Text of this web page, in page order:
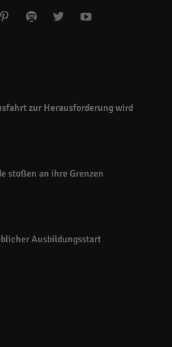
zur Herausforderung wird
stoßen an ihre Grenzen
Ausbildungsstart